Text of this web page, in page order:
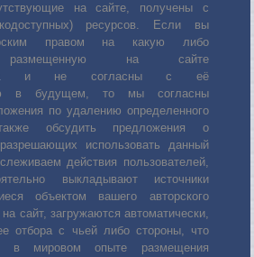
на сайте, получены с
ресурсов. Если вы
правом на какую либо
размещенную на сайте
и не согласны с её
в будущем, то мы согласны
по удалению определенного
обсудить предложения о
разрешающих использовать данный
действия пользователей,
выкладывают источники
объектом вашего авторского
сайт, загружаются автоматически,
отбора с чьей либо стороны, что
в мировом опыте размещения